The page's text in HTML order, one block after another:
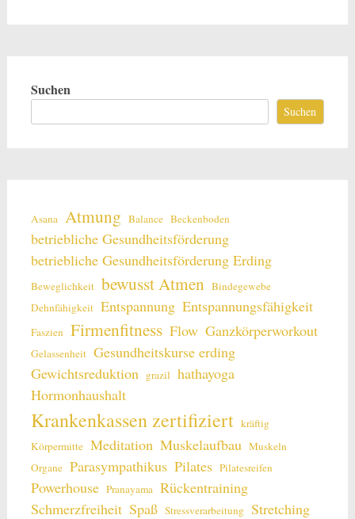
Suchen
Suchen
Asana Atmung Balance Beckenboden
betriebliche Gesundheitsförderung
betriebliche Gesundheitsförderung Erding
Beweglichkeit bewusst Atmen
Bindegewebe
Dehnfähigkeit Entspannung Entspannungsfähigkeit
Faszien Firmenfitness Flow Ganzkörperworkout
Gelassenheit Gesundheitskurse erding
Gewichtsreduktion
grazil hathayoga
Hormonhaushalt
Krankenkassen zertifiziert kräftig
Körpermitte Meditation Muskelaufbau Muskeln
Organe Parasympathikus Pilates Pilatesreifen
Powerhouse Pranayama Rückentraining
Schmerzfreiheit Spaß Stressverarbeitung Stretching